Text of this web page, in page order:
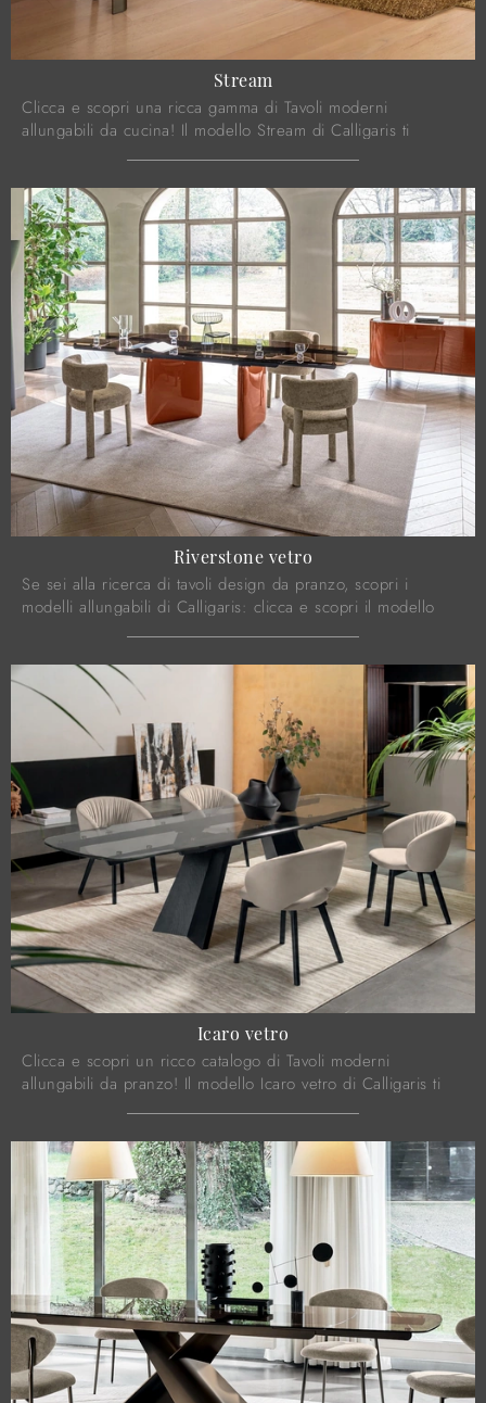
Stream
Clicca e scopri una ricca gamma di Tavoli moderni
allungabili da cucina! Il modello Stream di Calligaris ti
Riverstone vetro
Se sei alla ricerca di tavoli design da pranzo, scopri i
modelli allungabili di Calligaris: clicca e scopri il modello
Icaro vetro
Clicca e scopri un ricco catalogo di Tavoli moderni
allungabili da pranzo! Il modello Icaro vetro di Calligaris ti